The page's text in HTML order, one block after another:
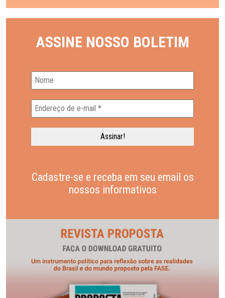
ASSINE NOSSO BOLETIM
Cadastre-se e receba em seu email os
nossos informativos